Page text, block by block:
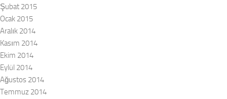
Şubat 2015
Ocak 2015
Aralık 2014
Kasım 2014
Ekim 2014
Eylül 2014
Ağustos 2014
Temmuz 2014